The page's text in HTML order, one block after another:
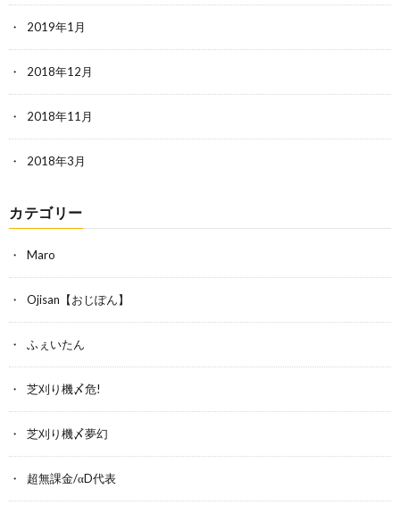
2019年1月
2018年12月
2018年11月
2018年3月
カテゴリー
Maro
Ojisan【おじぽん】
ふぇいたん
芝刈り機〆危!
芝刈り機〆夢幻
超無課金/αD代表